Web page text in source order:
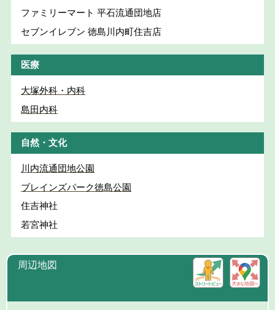
ファミリーマート 平石流通団地店
セブンイレブン 徳島川内町住吉店
医療
大塚外科・内科
島田内科
自然・文化
川内流通団地公園
ブレインズパーク徳島公園
住吉神社
若宮神社
周辺地図